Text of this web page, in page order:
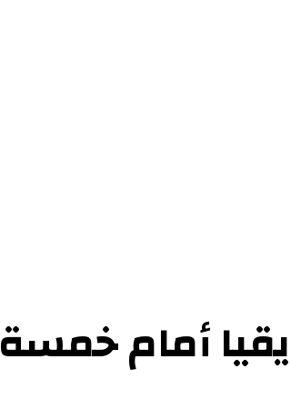
أمام خمسة